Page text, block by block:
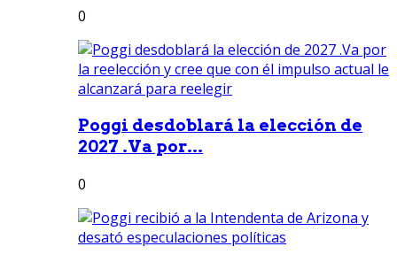
0
Poggi desdoblará la elección de
2027 .Va por...
0